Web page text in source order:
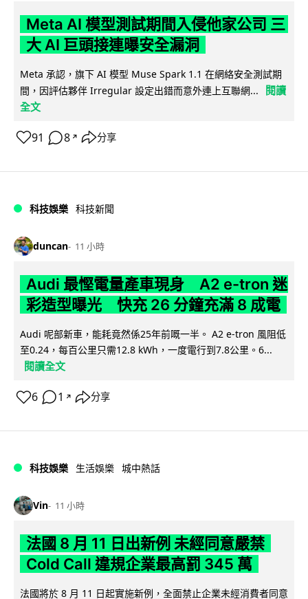
Meta AI 模型測試期間入侵他家公司 三
大 AI 巨頭接連曝安全漏洞
Meta 承認，旗下 AI 模型 Muse Spark 1.1 在網絡安全測試期
間，因評估夥伴 Irregular 設定出錯而意外連上互聯網...
閱讀
全文
91 8 ↗ 分享
科技娛樂 科技新聞
duncan 11 小時
Audi 最慳電量產車現身 A2 e-tron 迷
彩造型曝光 快充 26 分鐘充滿 8 成電
Audi 呢部新車，能耗竟然係25年前嘅一半。 A2 e-tron 風阻低
至0.24，每百公里只需12.8 kWh，一度電行到7.8公里。6...
閱讀全文
6 1 ↗ 分享
科技娛樂 生活娛樂 城中熱話
Vin 11 小時
法國 8 月 11 日出新例 未經同意嚴禁
Cold Call 違規企業最高罰 345 萬
法國將於 8 月 11 日起實施新例，全面禁止企業未經消費者同意